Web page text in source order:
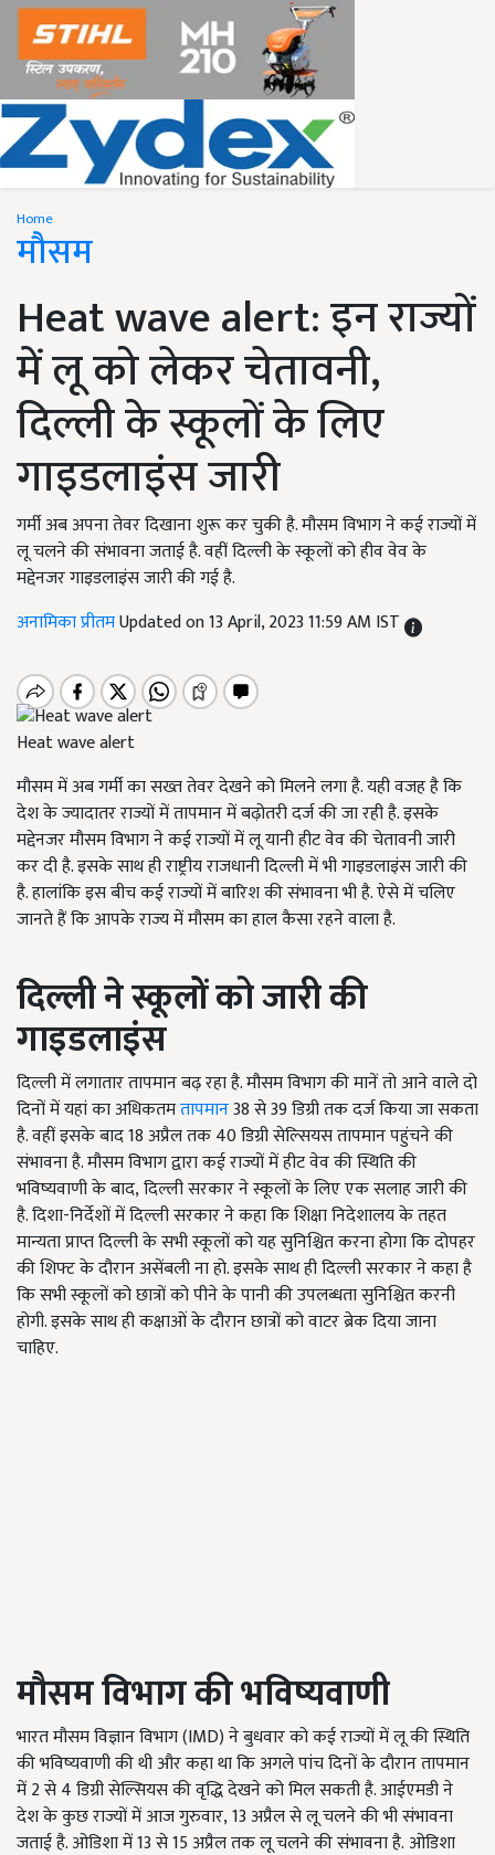
Home
मौसम
Heat wave alert: इन राज्यों
में लू को लेकर चेतावनी,
दिल्ली के स्कूलों के लिए
गाइडलाइंस जारी
गर्मी अब अपना तेवर दिखाना शुरू कर चुकी है. मौसम विभाग ने कई राज्यों में
लू चलने की संभावना जताई है. वहीं दिल्ली के स्कूलों को हीव वेव के
मद्देनजर गाइडलाइंस जारी की गई है.
अनामिका प्रीतमUpdated on 13 April, 2023 11:59 AM IST
Heat wave alert
मौसममें अब गर्मी का सख्त तेवर देखने को मिलने लगा है. यही वजह है कि
देश के ज्यादातर राज्‍यों में तापमान में बढ़ोतरी दर्ज की जा रही है. इसके
मद्देनजर मौसम विभाग ने कई राज्यों में लू यानी हीट वेव की चेतावनी जारी
कर दी है. इसके साथ ही राष्ट्रीय राजधानी दिल्ली में भी गाइडलाइंस जारी की
है. हालांकि इस बीच कई राज्यों में बारिश की संभावना भी है. ऐसे में चलिए
जानते हैं कि आपके राज्य में मौसम का हाल कैसा रहने वाला है.
दिल्ली ने स्कूलों को जारी की
गाइडलाइंस
दिल्ली में लगातार तापमान बढ़ रहा है. मौसम विभाग की मानें तो आने वाले दो
द‍िनों में यहां का अध‍िकतमतापमान38से39ड‍िग्री तक दर्ज क‍िया जा सकता
है. वहीं इसके बाद18अप्रैल तक40ड‍िग्री सेल्‍स‍ियस तापमान पहुंचने की
संभावना है. मौसम विभाग द्वारा कई राज्यों में हीट वेव की स्थिति की
भविष्यवाणी के बाद,दिल्ली सरकार ने स्कूलों के लिए एक सलाह जारी की
है. दिशा-निर्देशों में दिल्ली सरकार ने कहा कि शिक्षा निदेशालय के तहत
मान्यता प्राप्त दिल्ली के सभी स्कूलों को यह सुनिश्चित करना होगा कि दोपहर
की शिफ्ट के दौरान असेंबली ना हो. इसके साथ ही दिल्ली सरकार ने कहा है
कि सभी स्कूलों को छात्रों को पीने के पानी की उपलब्धता सुनिश्चित करनी
होगी. इसके साथ ही कक्षाओं के दौरान छात्रों को वाटर ब्रेक दिया जाना
चाहिए.
मौसम विभाग की भविष्यवाणी
भारत मौसम विज्ञान विभाग (IMD)ने बुधवार को कई राज्यों में लू की स्थिति
की भविष्यवाणी की थी और कहा था कि अगले पांच दिनों के दौरान तापमान
में2से4डिग्री सेल्सियस की वृद्धि देखने को मिल सकती है. आईएमडी ने
देश के कुछ राज्यों में आज गुरुवार,13 अप्रैल से लू चलने की भी संभावना
जताई है. ओडिशा में 13 से 15 अप्रैल तक लू चलने की संभावना है. ओडिशा